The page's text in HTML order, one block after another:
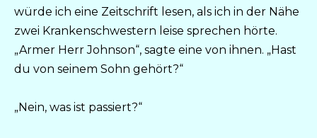
würde ich eine Zeitschrift lesen, als ich in der Nähe
zwei Krankenschwestern leise sprechen hörte.
„Armer Herr Johnson“, sagte eine von ihnen. „Hast
du von seinem Sohn gehört?“
„Nein, was ist passiert?“